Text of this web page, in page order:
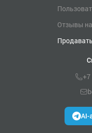
Отзывы на
+7
AI-